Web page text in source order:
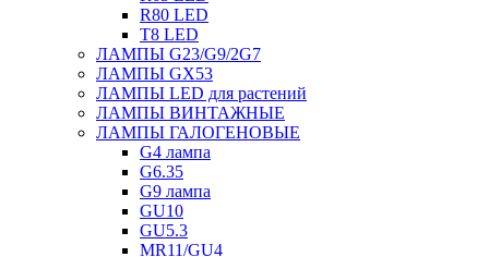
R80 LED
T8 LED
ЛАМПЫ G23/G9/2G7
ЛАМПЫ GX53
ЛАМПЫ LED для растений
ЛАМПЫ ВИНТАЖНЫЕ
ЛАМПЫ ГАЛОГЕНОВЫЕ
G4 лампа
G6.35
G9 лампа
GU10
GU5.3
MR11/GU4